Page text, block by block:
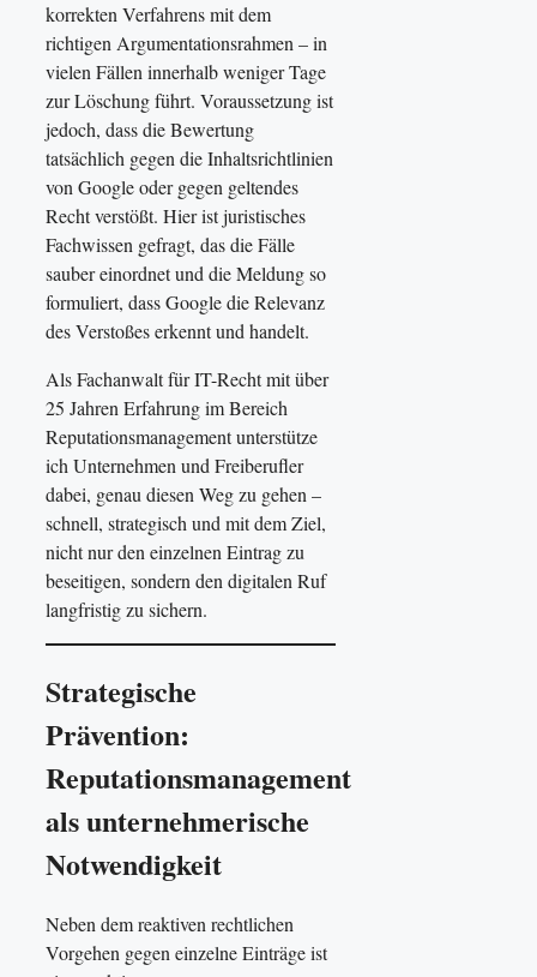
korrekten Verfahrens mit dem
richtigen Argumentationsrahmen – in
vielen Fällen innerhalb weniger Tage
zur Löschung führt. Voraussetzung ist
jedoch, dass die Bewertung
tatsächlich gegen die Inhaltsrichtlinien
von Google oder gegen geltendes
Recht verstößt. Hier ist juristisches
Fachwissen gefragt, das die Fälle
sauber einordnet und die Meldung so
formuliert, dass Google die Relevanz
des Verstoßes erkennt und handelt.
Als Fachanwalt für IT-Recht mit über
25 Jahren Erfahrung im Bereich
Reputationsmanagement unterstütze
ich Unternehmen und Freiberufler
dabei, genau diesen Weg zu gehen –
schnell, strategisch und mit dem Ziel,
nicht nur den einzelnen Eintrag zu
beseitigen, sondern den digitalen Ruf
langfristig zu sichern.
Strategische
Prävention:
Reputationsmanagement
als unternehmerische
Notwendigkeit
Neben dem reaktiven rechtlichen
Vorgehen gegen einzelne Einträge ist